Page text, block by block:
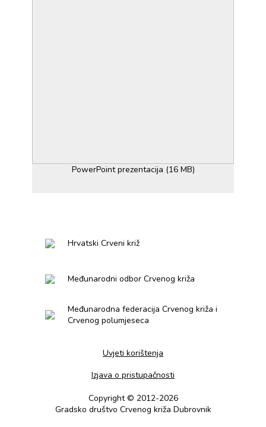
PowerPoint prezentacija (16 MB)
Hrvatski Crveni križ
Međunarodni odbor Crvenog križa
Međunarodna federacija Crvenog križa i
Crvenog polumjeseca
Uvjeti korištenja
Izjava o pristupačnosti
Copyright © 2012-2026
Gradsko društvo Crvenog križa Dubrovnik